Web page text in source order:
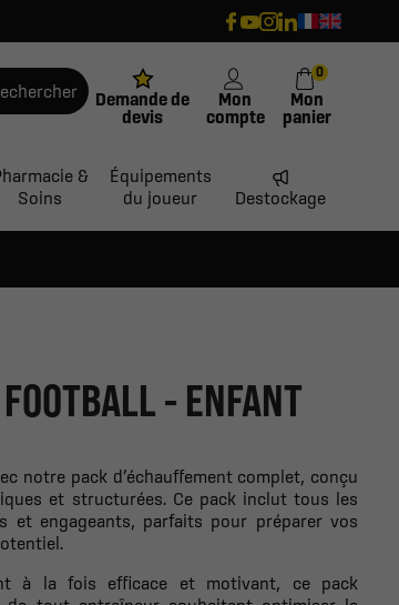
Demande de
devis
Mon
compte
Mon
panier
0
&
Soins
Équipements
du joueur
Destockage
- ENFANT
notre pack d’échauffement complet, conçu
et structurées. Ce pack inclut tous les
et engageants, parfaits pour préparer vos
à la fois efficace et motivant, ce pack